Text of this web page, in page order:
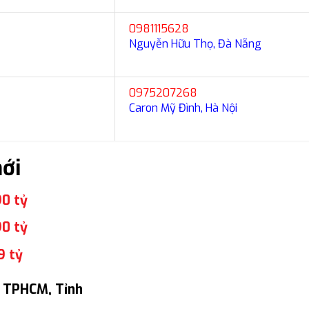
0981115628
Nguyễn Hữu Thọ, Đà Nẵng
0975207268
Caron Mỹ Đình, Hà Nội
tỷ
tỷ
tỷ
Tỉnh